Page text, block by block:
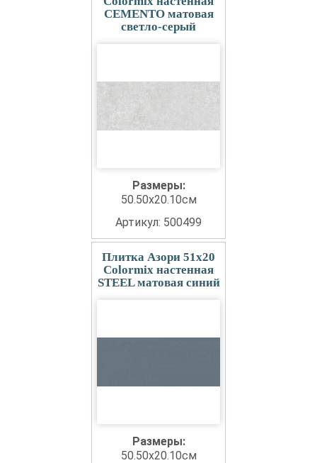
CEMENTO матовая
светло-серый
Размеры:
50.50x20.10см
Артикул: 500499
Плитка Азори 51x20
Colormix настенная
STEEL матовая синий
Размеры:
50.50x20.10см